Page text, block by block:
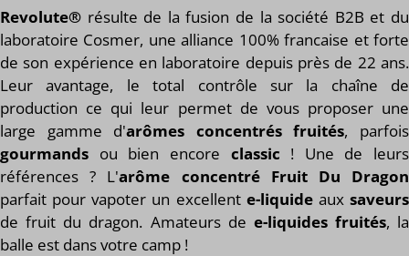
Revolute® résulte de la fusion de la société B2B et du
laboratoire Cosmer, une alliance 100% francaise et forte
de son expérience en laboratoire depuis près de 22 ans.
Leur avantage, le total contrôle sur la chaîne de
production ce qui leur permet de vous proposer une
large gamme d'arômes concentrés fruités, parfois
gourmands ou bien encore classic ! Une de leurs
références ? L'arôme concentré Fruit Du Dragon
parfait pour vapoter un excellent e-liquideauxsaveurs
de fruit du dragon. Amateurs de e-liquides fruités, la
balle est dans votre camp !